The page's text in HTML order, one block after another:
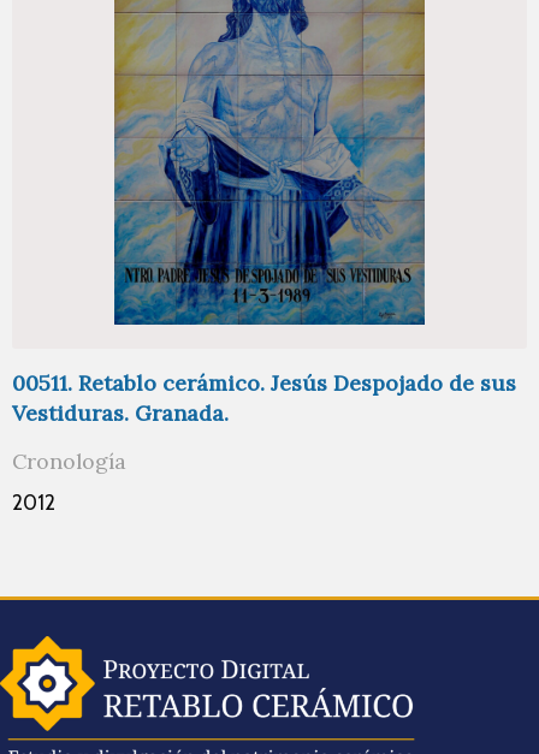
00511. Retablo cerámico. Jesús Despojado de sus
Vestiduras. Granada.
Cronología
2012